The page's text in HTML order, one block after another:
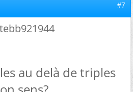
#7
au delà de triples